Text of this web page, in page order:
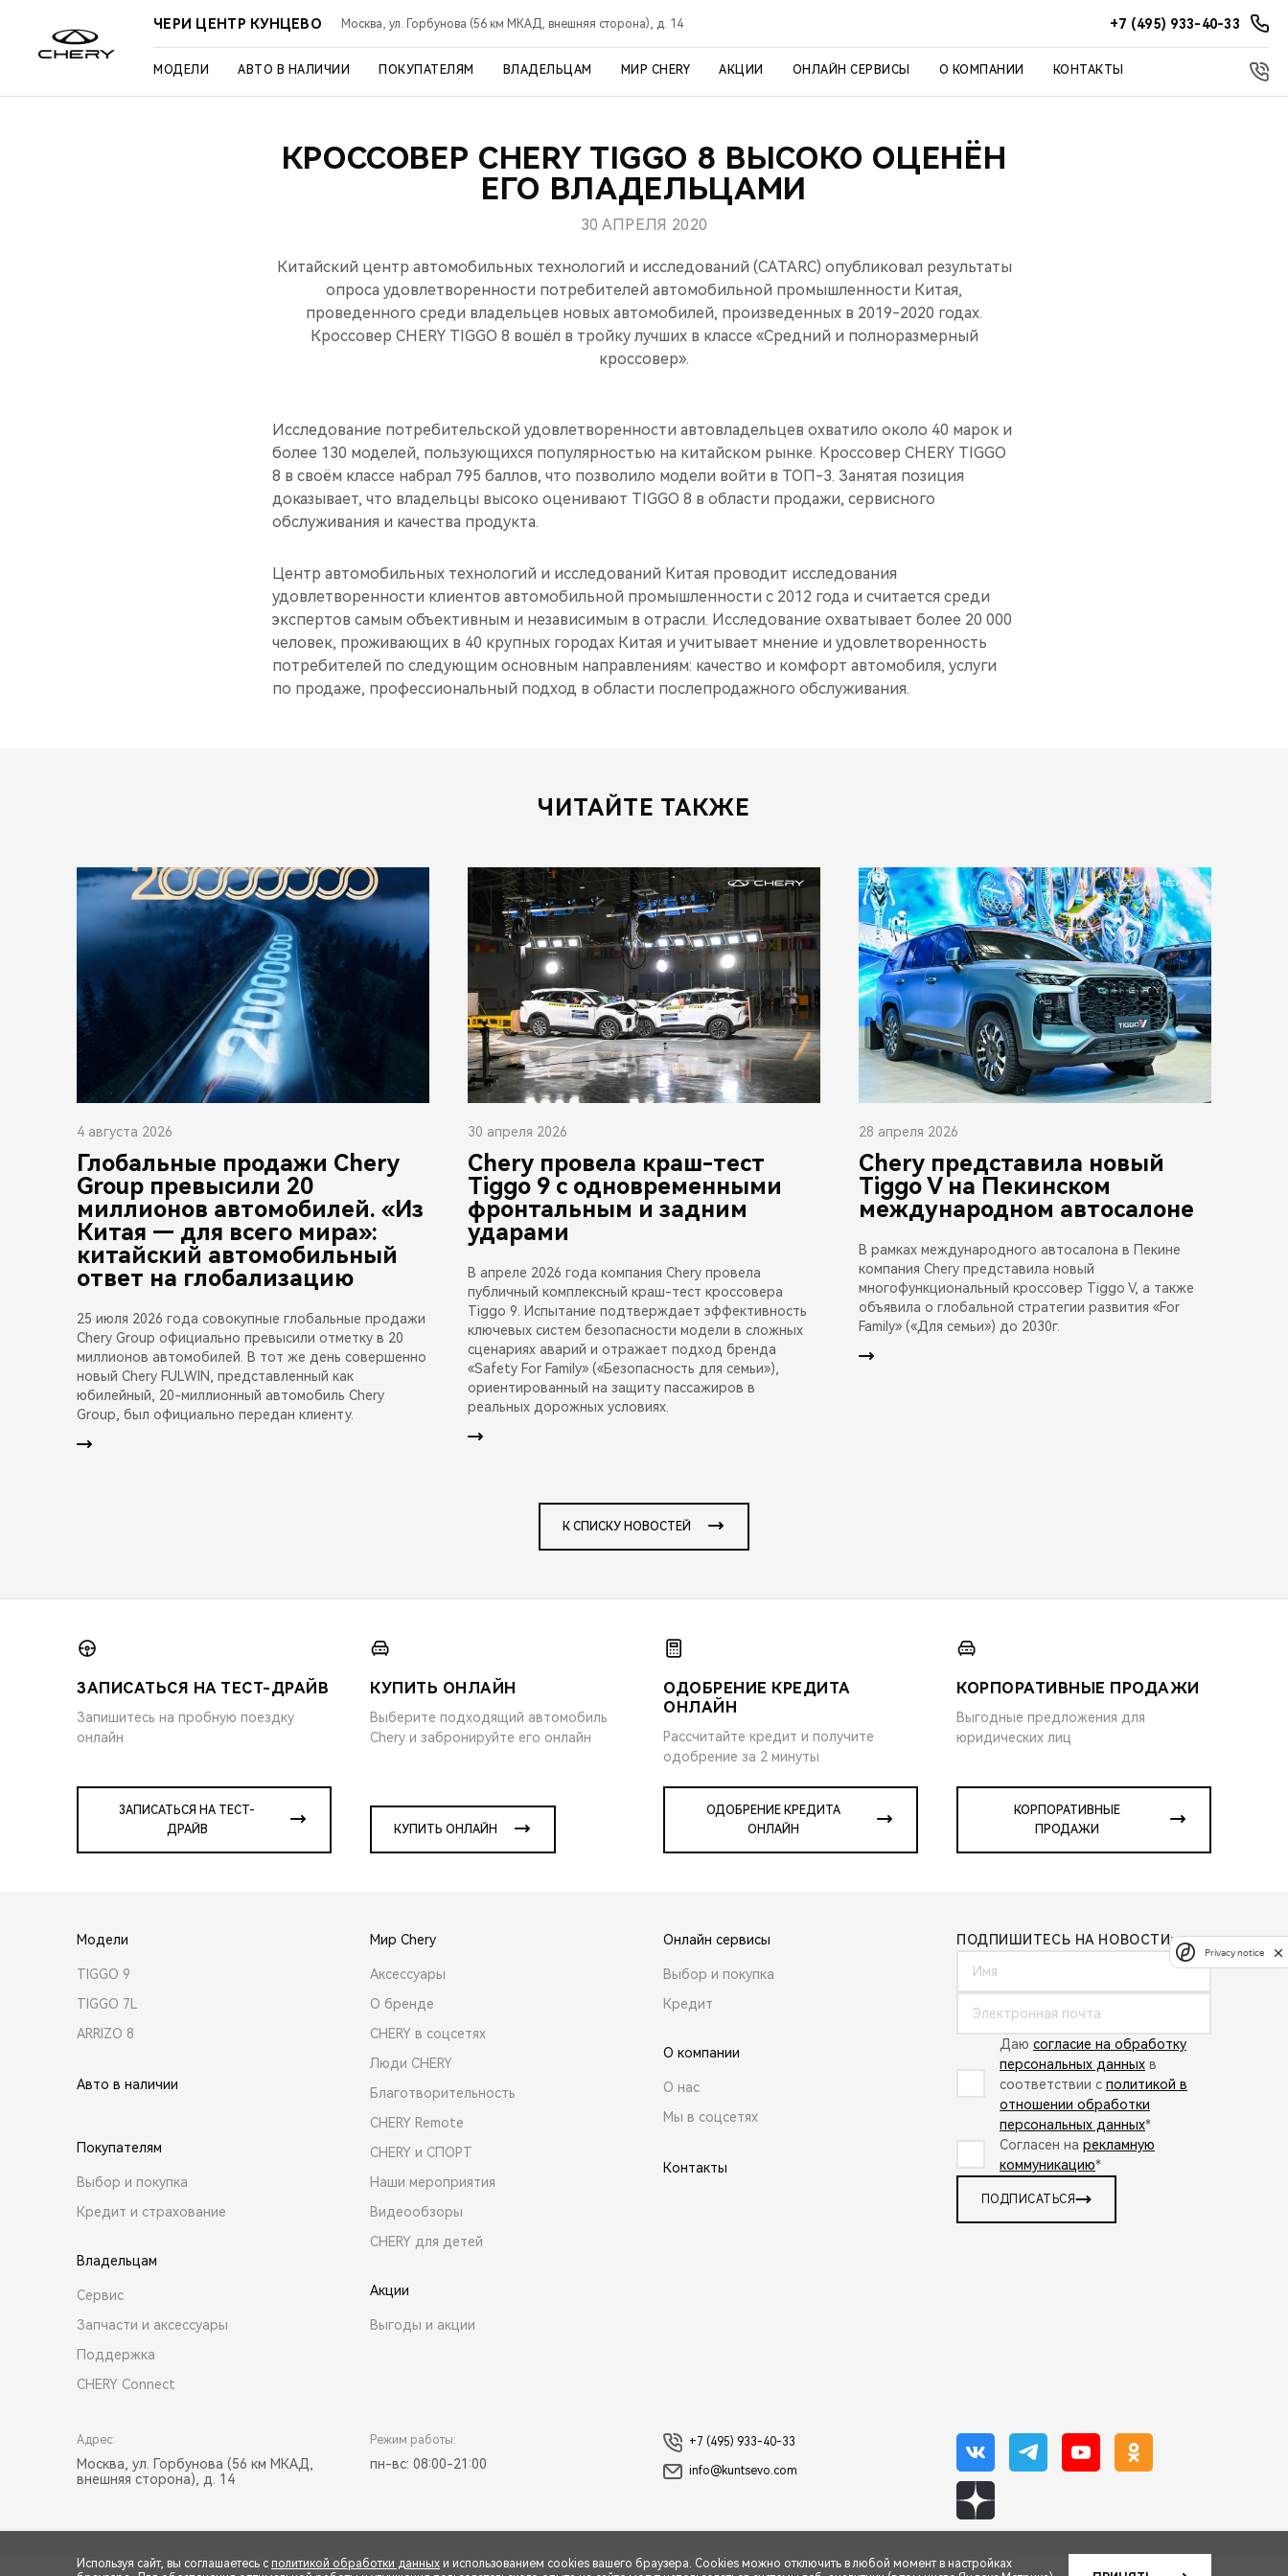
ЧЕРИ ЦЕНТР КУНЦЕВО Москва, ул. Горбунова (56 км МКАД, внешняя сторона), д. 14 +7 (495) 933-40-33
МОДЕЛИ АВТО В НАЛИЧИИ ПОКУПАТЕЛЯМ ВЛАДЕЛЬЦАМ МИР CHERY АКЦИИ ОНЛАЙН СЕРВИСЫ О КОМПАНИИ КОНТАКТЫ
КРОССОВЕР CHERY TIGGO 8 ВЫСОКО ОЦЕНЁН
ЕГО ВЛАДЕЛЬЦАМИ
30 АПРЕЛЯ 2020
Китайский центр автомобильных технологий и исследований (CATARC) опубликовал результаты
опроса удовлетворенности потребителей автомобильной промышленности Китая,
проведенного среди владельцев новых автомобилей, произведенных в 2019-2020 годах.
Кроссовер CHERY TIGGO 8 вошёл в тройку лучших в классе «Средний и полноразмерный
кроссовер».
Исследование потребительской удовлетворенности автовладельцев охватило около 40 марок и
более 130 моделей, пользующихся популярностью на китайском рынке. Кроссовер CHERY TIGGO
8 в своём классе набрал 795 баллов, что позволило модели войти в ТОП-3. Занятая позиция
доказывает, что владельцы высоко оценивают TIGGO 8 в области продажи, сервисного
обслуживания и качества продукта.
Центр автомобильных технологий и исследований Китая проводит исследования
удовлетворенности клиентов автомобильной промышленности с 2012 года и считается среди
экспертов самым объективным и независимым в отрасли. Исследование охватывает более 20 000
человек, проживающих в 40 крупных городах Китая и учитывает мнение и удовлетворенность
потребителей по следующим основным направлениям: качество и комфорт автомобиля, услуги
по продаже, профессиональный подход в области послепродажного обслуживания.
ЧИТАЙТЕ ТАКЖЕ
4 августа 2026
Глобальные продажи Chery
Group превысили 20
миллионов автомобилей. «Из
Китая — для всего мира»:
китайский автомобильный
ответ на глобализацию
25 июля 2026 года совокупные глобальные продажи
Chery Group официально превысили отметку в 20
миллионов автомобилей. В тот же день совершенно
новый Chery FULWIN, представленный как
юбилейный, 20-миллионный автомобиль Chery
Group, был официально передан клиенту.
30 апреля 2026
Chery провела краш-тест
Tiggo 9 с одновременными
фронтальным и задним
ударами
В апреле 2026 года компания Chery провела
публичный комплексный краш-тест кроссовера
Tiggo 9. Испытание подтверждает эффективность
ключевых систем безопасности модели в сложных
сценариях аварий и отражает подход бренда
«Safety For Family» («Безопасность для семьи»),
ориентированный на защиту пассажиров в
реальных дорожных условиях.
28 апреля 2026
Chery представила новый
Tiggo V на Пекинском
международном автосалоне
В рамках международного автосалона в Пекине
компания Chery представила новый
многофункциональный кроссовер Tiggo V, а также
объявила о глобальной стратегии развития «For
Family» («Для семьи») до 2030г.
К СПИСКУ НОВОСТЕЙ
ЗАПИСАТЬСЯ НА ТЕСТ-ДРАЙВ
Запишитесь на пробную поездку
онлайн
ЗАПИСАТЬСЯ НА ТЕСТ-
ДРАЙВ
КУПИТЬ ОНЛАЙН
Выберите подходящий автомобиль
Chery и забронируйте его онлайн
КУПИТЬ ОНЛАЙН
ОДОБРЕНИЕ КРЕДИТА
ОНЛАЙН
Рассчитайте кредит и получите
одобрение за 2 минуты
ОДОБРЕНИЕ КРЕДИТА
ОНЛАЙН
КОРПОРАТИВНЫЕ ПРОДАЖИ
Выгодные предложения для
юридических лиц
КОРПОРАТИВНЫЕ
ПРОДАЖИ
Модели
TIGGO 9
TIGGO 7L
ARRIZO 8
Авто в наличии
Покупателям
Выбор и покупка
Кредит и страхование
Владельцам
Сервис
Запчасти и аксессуары
Поддержка
CHERY Connect
Мир Chery
Аксессуары
О бренде
CHERY в соцсетях
Люди CHERY
Благотворительность
CHERY Remote
CHERY и СПОРТ
Наши мероприятия
Видеообзоры
CHERY для детей
Акции
Выгоды и акции
Онлайн сервисы
Выбор и покупка
Кредит
О компании
О нас
Мы в соцсетях
Контакты
ПОДПИШИТЕСЬ НА НОВОСТИ:
Даю согласие на обработку
персональных данных в
соответствии с политикой в
отношении обработки
персональных данных*
Согласен на рекламную
коммуникацию*
ПОДПИСАТЬСЯ
Адрес:
Москва, ул. Горбунова (56 км МКАД,
внешняя сторона), д. 14
Режим работы:
пн-вс: 08:00-21:00
+7 (495) 933-40-33
info@kuntsevo.com
Используя сайт, вы соглашаетесь с политикой обработки данных и использованием cookies вашего браузера. Cookies можно отключить в любой момент в настройках
Privacy notice